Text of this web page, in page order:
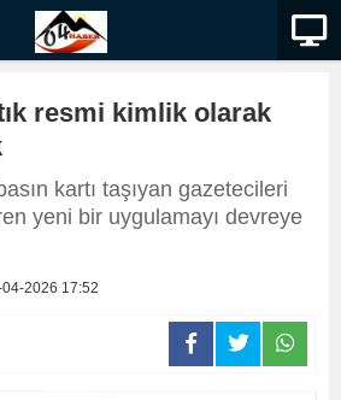
resmi kimlik olarak
kartı taşıyan gazetecileri
yeni bir uygulamayı devreye
2026 17:52